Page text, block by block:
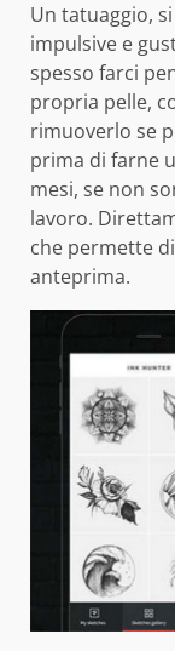
Un tatuaggio,
impulsive e
spesso farci
propria pelle,
rimuoverlo se
prima di farne
mesi, se non
lavoro.
che permette
anteprima.